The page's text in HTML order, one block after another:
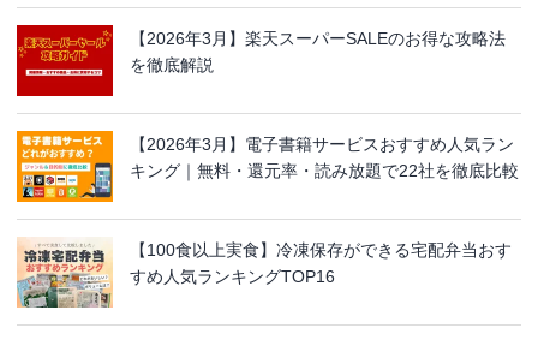
【2026年3月】楽天スーパーSALEのお得な攻略法
を徹底解説
【2026年3月】電子書籍サービスおすすめ人気ラン
キング｜無料・還元率・読み放題で22社を徹底比較
【100食以上実食】冷凍保存ができる宅配弁当おす
すめ人気ランキングTOP16